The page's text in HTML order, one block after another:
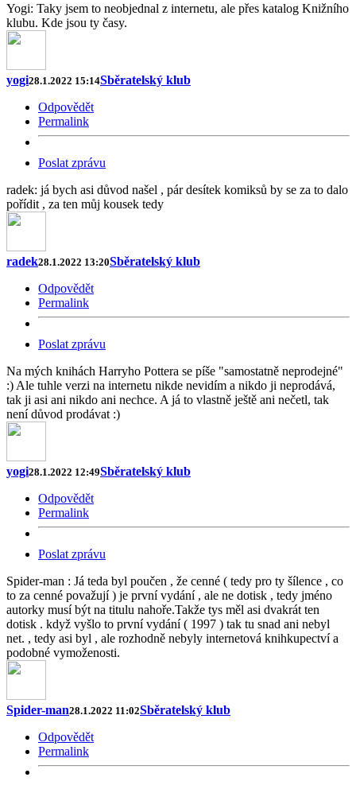
Yogi: Taky jsem to neobjednal z internetu, ale přes katalog Knižního
klubu. Kde jsou ty časy.
yogi28.1.2022 15:14Sběratelský klub
Odpovědět
Permalink
Poslat zprávu
radek: já bych asi důvod našel , pár desítek komiksů by se za to dalo
pořídit , za ten můj kousek tedy
radek28.1.2022 13:20Sběratelský klub
Odpovědět
Permalink
Poslat zprávu
Na mých knihách Harryho Pottera se píše "samostatně neprodejné"
:) Ale tuhle verzi na internetu nikde nevidím a nikdo ji neprodává,
tak ji asi ani nikdo ani nechce. A já to vlastně ještě ani nečetl, tak
není důvod prodávat :)
yogi28.1.2022 12:49Sběratelský klub
Odpovědět
Permalink
Poslat zprávu
Spider-man : Já teda byl poučen , že cenné ( tedy pro ty šílence , co
to za cenné považují ) je první vydání , ale ne dotisk , tedy jméno
autorky musí být na titulu nahoře.Takže tys měl asi dvakrát ten
dotisk . když vyšlo to první vydání ( 1997 ) tak tu snad ani nebyl
net. , tedy asi byl , ale rozhodně nebyly internetová knihkupectví a
podobné vymoženosti.
Spider-man28.1.2022 11:02Sběratelský klub
Odpovědět
Permalink